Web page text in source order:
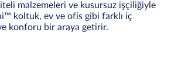
malzemeleri ve kusursuz işçiliğiyle
koltuk, ev ve ofis gibi farklı iç
ve konforu bir araya getirir.